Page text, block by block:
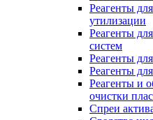
Реагенты
утилизации
Реагенты
систем
Реагенты
Реагенты
Реагенты и
очистки
Спреи